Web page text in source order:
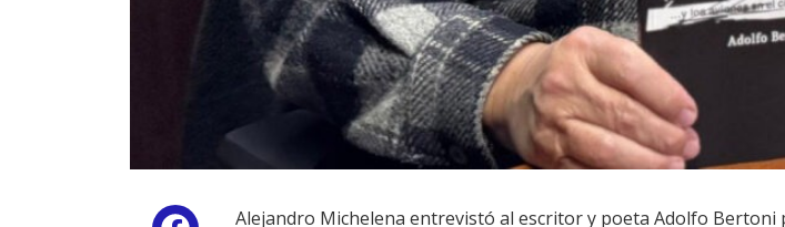
Alejandro Michelena entrevistó al escritor y poeta Adolfo